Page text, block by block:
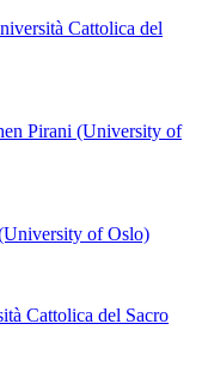
Cattolica del
Pirani (University of
of Oslo)
Cattolica del Sacro